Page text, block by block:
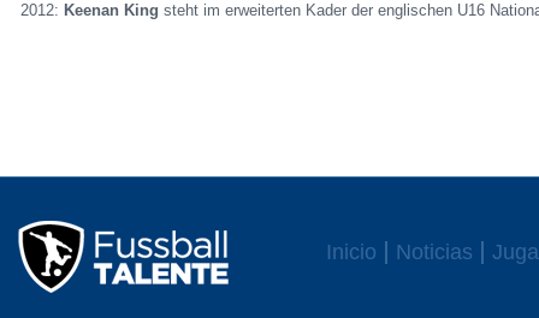
2012: Keenan Kingsteht im erweiterten Kader der englischen U16
Inicio Noticias